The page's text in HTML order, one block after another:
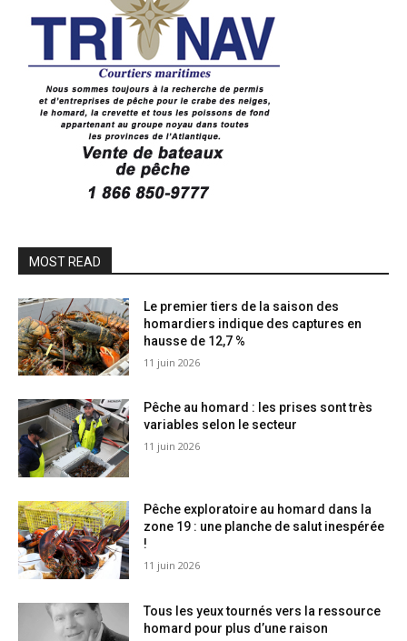
MOST READ
Le premier tiers de la saison des
homardiers indique des captures en
hausse de 12,7 %
11 juin 2026
Pêche au homard : les prises sont très
variables selon le secteur
11 juin 2026
Pêche exploratoire au homard dans la
zone 19 : une planche de salut inespérée
!
11 juin 2026
Tous les yeux tournés vers la ressource
homard pour plus d’une raison